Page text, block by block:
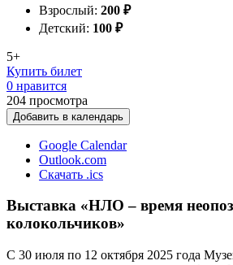
Взрослый: 200 ₽
Детский: 100 ₽
5+
Купить билет
0 нравится
204 просмотра
Добавить в календарь
Google Calendar
Outlook.com
Скачать .ics
Выставка «НЛО – время
колокольчиков»
С 30 июля по 12 октября 2025 года